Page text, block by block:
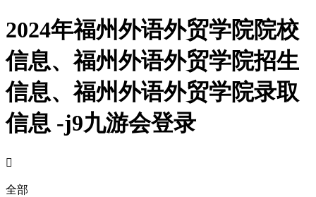
2024年福州外语外贸学院院校
信息、福州外语外贸学院招生
信息、福州外语外贸学院录取
信息 -j9九游会登录

全部